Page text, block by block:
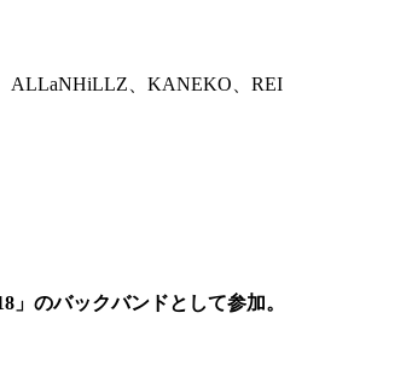
ALLaNHiLLZ、KANEKO、REI
」のバックバンドとして参加。